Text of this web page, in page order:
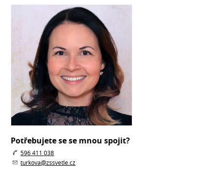
Potřebujete se se mnou spojit?
596 411 038
turkova@zssvetle.cz